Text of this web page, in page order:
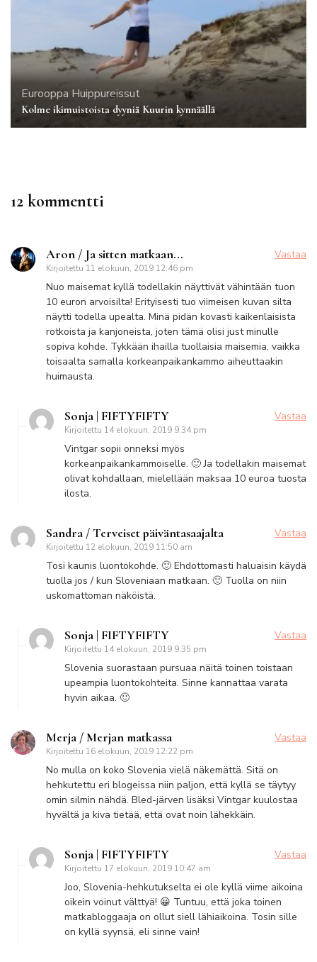
Eurooppa Huippureissut
Kolme ikimuistoista dyyniä Kuurin kynnäällä
12 kommentti
Aron / Ja sitten matkaan...
Kirjoitettu 11 elokuun, 2019 12:46 pm
Vastaa
Nuo maisemat kyllä todellakin näyttivät vähintään tuon
10 euron arvoisilta! Erityisesti tuo viimeisen kuvan silta
näytti todella upealta. Minä pidän kovasti kaikenlaisista
rotkoista ja kanjoneista, joten tämä olisi just minulle
sopiva kohde. Tykkään ihailla tuollaisia maisemia, vaikka
toisaalta samalla korkeanpaikankammo aiheuttaakin
huimausta.
Sonja | FIFTYFIFTY
Kirjoitettu 14 elokuun, 2019 9:34 pm
Vastaa
Vintgar sopii onneksi myös
korkeanpaikankammoiselle. 🙂 Ja todellakin maisemat
olivat kohdallaan, mielellään maksaa 10 euroa tuosta
ilosta.
Sandra / Terveiset päiväntasaajalta
Kirjoitettu 12 elokuun, 2019 11:50 am
Vastaa
Tosi kaunis luontokohde. 🙂 Ehdottomasti haluaisin käydä
tuolla jos / kun Sloveniaan matkaan. 🙂 Tuolla on niin
uskomattoman näköistä.
Sonja | FIFTYFIFTY
Kirjoitettu 14 elokuun, 2019 9:35 pm
Vastaa
Slovenia suorastaan pursuaa näitä toinen toistaan
upeampia luontokohteita. Sinne kannattaa varata
hyvin aikaa. 🙂
Merja / Merjan matkassa
Kirjoitettu 16 elokuun, 2019 12:22 pm
Vastaa
No mulla on koko Slovenia vielä näkemättä. Sitä on
hehkutettu eri blogeissa niin paljon, että kyllä se täytyy
omin silmin nähdä. Bled-järven lisäksi Vintgar kuulostaa
hyvältä ja kiva tietää, että ovat noin lähekkäin.
Sonja | FIFTYFIFTY
Kirjoitettu 17 elokuun, 2019 10:47 am
Vastaa
Joo, Slovenia-hehkutukselta ei ole kyllä viime aikoina
oikein voinut välttyä! 😀 Tuntuu, että joka toinen
matkabloggaaja on ollut siell lähiaikoina. Tosin sille
on kyllä syynsä, eli sinne vain!